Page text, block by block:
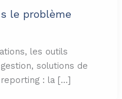
le problème
les outils
solutions de
: la […]